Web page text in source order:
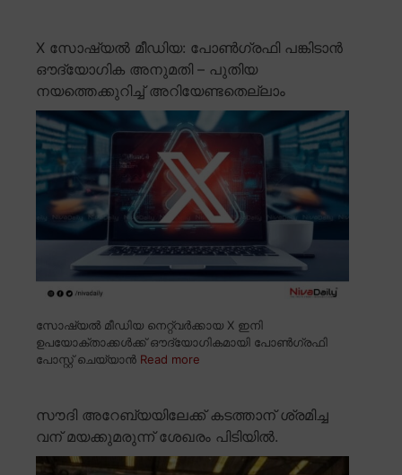
X സോഷ്യൽ മീഡിയ: പോൺഗ്രഫി പങ്കിടാൻ
ഔദ്യോഗിക അനുമതി – പുതിയ
നയത്തെക്കുറിച്ച് അറിയേണ്ടതെല്ലാം
സോഷ്യൽ മീഡിയ നെറ്റ്വർക്കായ X ഇനി
ഉപയോക്താക്കൾക്ക് ഔദ്യോഗികമായി പോൺഗ്രഫി
പോസ്റ്റ് ചെയ്യാൻ Read more
സൗദി അറേബ്യയിലേക്ക് കടത്താന് ശ്രമിച്ച
വന് മയക്കുമരുന്ന് ശേഖരം പിടിയിൽ.